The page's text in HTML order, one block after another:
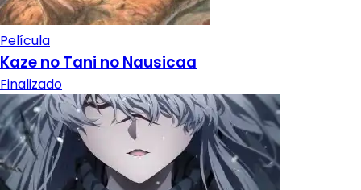
Película
Kaze no Tani no Nausicaa
Finalizado